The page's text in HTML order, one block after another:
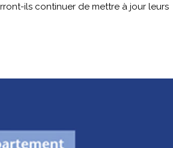
ils continuer de mettre à jour leurs